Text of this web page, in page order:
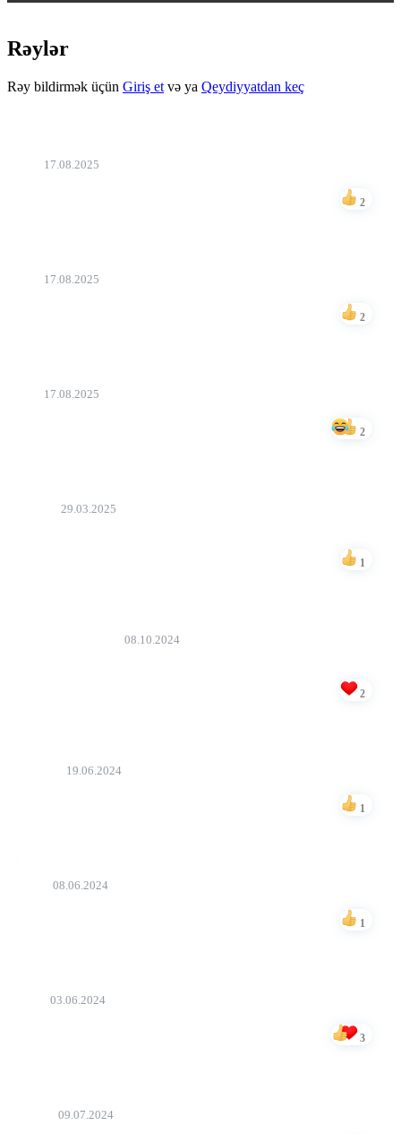
Rəylər
Rəy bildirmək üçün Giriş et və ya Qeydiyyatdan keç
17.08.2025
2
17.08.2025
2
17.08.2025
2
29.03.2025
1
08.10.2024
2
19.06.2024
1
08.06.2024
1
03.06.2024
3
09.07.2024